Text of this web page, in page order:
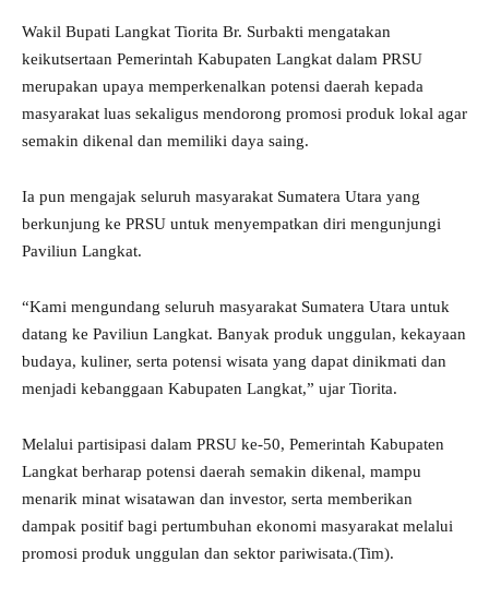
Wakil Bupati Langkat Tiorita Br. Surbakti mengatakan
keikutsertaan Pemerintah Kabupaten Langkat dalam PRSU
merupakan upaya memperkenalkan potensi daerah kepada
masyarakat luas sekaligus mendorong promosi produk lokal agar
semakin dikenal dan memiliki daya saing.
Ia pun mengajak seluruh masyarakat Sumatera Utara yang
berkunjung ke PRSU untuk menyempatkan diri mengunjungi
Paviliun Langkat.
“Kami mengundang seluruh masyarakat Sumatera Utara untuk
datang ke Paviliun Langkat. Banyak produk unggulan, kekayaan
budaya, kuliner, serta potensi wisata yang dapat dinikmati dan
menjadi kebanggaan Kabupaten Langkat,” ujar Tiorita.
Melalui partisipasi dalam PRSU ke-50, Pemerintah Kabupaten
Langkat berharap potensi daerah semakin dikenal, mampu
menarik minat wisatawan dan investor, serta memberikan
dampak positif bagi pertumbuhan ekonomi masyarakat melalui
promosi produk unggulan dan sektor pariwisata.(Tim).